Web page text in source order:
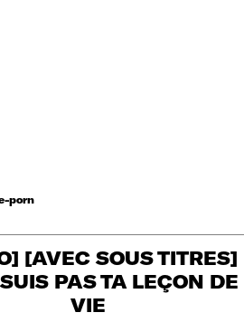
porn
[AVEC SOUS TITRES]
PAS TA LEÇON DE
VIE